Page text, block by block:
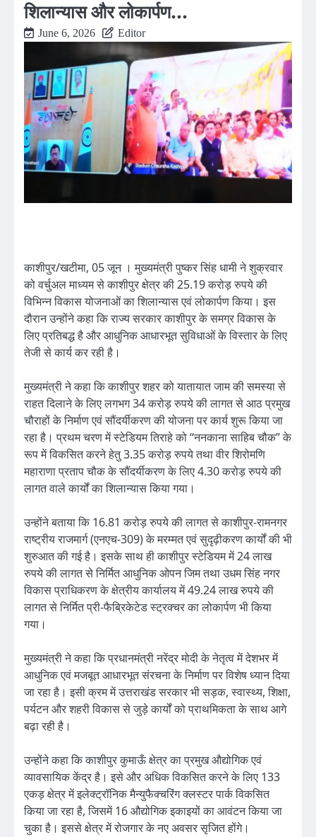
शिलान्यास और लोकार्पण…
June 6, 2026 Editor
काशीपुर/खटीमा, 05 जून । मुख्यमंत्री पुष्कर सिंह धामी ने शुक्रवार
को वर्चुअल माध्यम से काशीपुर क्षेत्र की 25.19 करोड़ रुपये की
विभिन्न विकास योजनाओं का शिलान्यास एवं लोकार्पण किया। इस
दौरान उन्होंने कहा कि राज्य सरकार काशीपुर के समग्र विकास के
लिए प्रतिबद्ध है और आधुनिक आधारभूत सुविधाओं के विस्तार के लिए
तेजी से कार्य कर रही है।
मुख्यमंत्री ने कहा कि काशीपुर शहर को यातायात जाम की समस्या से
राहत दिलाने के लिए लगभग 34 करोड़ रुपये की लागत से आठ प्रमुख
चौराहों के निर्माण एवं सौंदर्यीकरण की योजना पर कार्य शुरू किया जा
रहा है। प्रथम चरण में स्टेडियम तिराहे को “ननकाना साहिब चौक” के
रूप में विकसित करने हेतु 3.35 करोड़ रुपये तथा वीर शिरोमणि
महाराणा प्रताप चौक के सौंदर्यीकरण के लिए 4.30 करोड़ रुपये की
लागत वाले कार्यों का शिलान्यास किया गया।
उन्होंने बताया कि 16.81 करोड़ रुपये की लागत से काशीपुर-रामनगर
राष्ट्रीय राजमार्ग (एनएच-309) के मरम्मत एवं सुदृढ़ीकरण कार्यों की भी
शुरुआत की गई है। इसके साथ ही काशीपुर स्टेडियम में 24 लाख
रुपये की लागत से निर्मित आधुनिक ओपन जिम तथा उधम सिंह नगर
विकास प्राधिकरण के क्षेत्रीय कार्यालय में 49.24 लाख रुपये की
लागत से निर्मित प्री-फैब्रिकेटेड स्ट्रक्चर का लोकार्पण भी किया
गया।
मुख्यमंत्री ने कहा कि प्रधानमंत्री नरेंद्र मोदी के नेतृत्व में देशभर में
आधुनिक एवं मजबूत आधारभूत संरचना के निर्माण पर विशेष ध्यान दिया
जा रहा है। इसी क्रम में उत्तराखंड सरकार भी सड़क, स्वास्थ्य, शिक्षा,
पर्यटन और शहरी विकास से जुड़े कार्यों को प्राथमिकता के साथ आगे
बढ़ा रही है।
उन्होंने कहा कि काशीपुर कुमाऊँ क्षेत्र का प्रमुख औद्योगिक एवं
व्यावसायिक केंद्र है। इसे और अधिक विकसित करने के लिए 133
एकड़ क्षेत्र में इलेक्ट्रॉनिक मैन्युफैक्चरिंग क्लस्टर पार्क विकसित
किया जा रहा है, जिसमें 16 औद्योगिक इकाइयों का आवंटन किया जा
चुका है। इससे क्षेत्र में रोजगार के नए अवसर सृजित होंगे।